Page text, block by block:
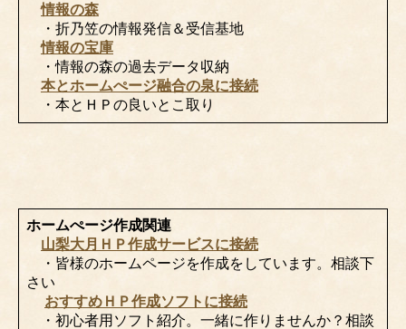
情報の森
・折乃笠の情報発信＆受信基地
情報の宝庫
・情報の森の過去データ収納
本とホームぺージ融合の泉に接続
・本とＨＰの良いとこ取り
ホームぺージ作成関連
山梨大月ＨＰ作成サービスに接続
・皆様のホームページを作成をしています。相談下
さい
おすすめＨＰ作成ソフトに接続
・初心者用ソフト紹介。一緒に作りませんか？相談